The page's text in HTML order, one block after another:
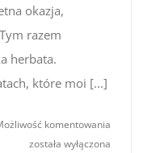
okazja,
razem
herbata.
które moi [...]
komentowania
została wyłączona